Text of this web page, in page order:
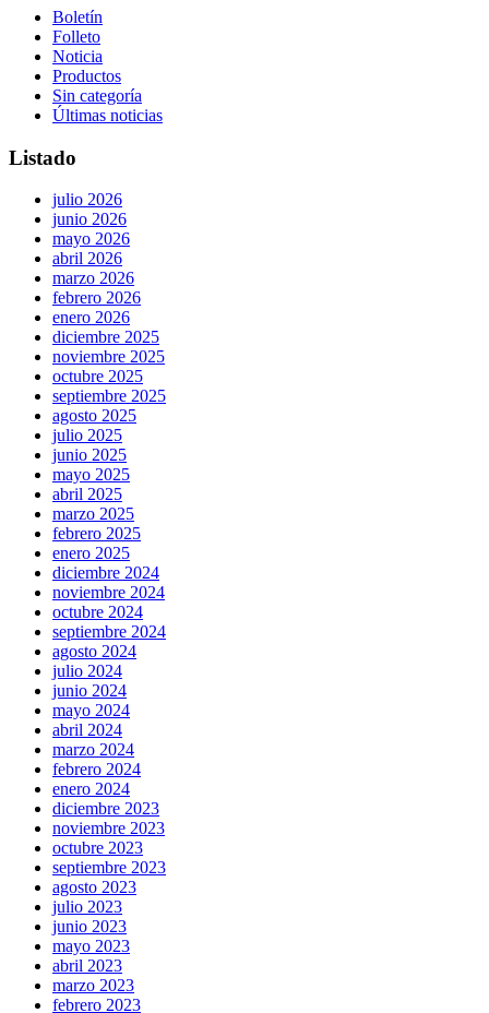
Boletín
Folleto
Noticia
Productos
Sin categoría
Últimas noticias
Listado
julio 2026
junio 2026
mayo 2026
abril 2026
marzo 2026
febrero 2026
enero 2026
diciembre 2025
noviembre 2025
octubre 2025
septiembre 2025
agosto 2025
julio 2025
junio 2025
mayo 2025
abril 2025
marzo 2025
febrero 2025
enero 2025
diciembre 2024
noviembre 2024
octubre 2024
septiembre 2024
agosto 2024
julio 2024
junio 2024
mayo 2024
abril 2024
marzo 2024
febrero 2024
enero 2024
diciembre 2023
noviembre 2023
octubre 2023
septiembre 2023
agosto 2023
julio 2023
junio 2023
mayo 2023
abril 2023
marzo 2023
febrero 2023